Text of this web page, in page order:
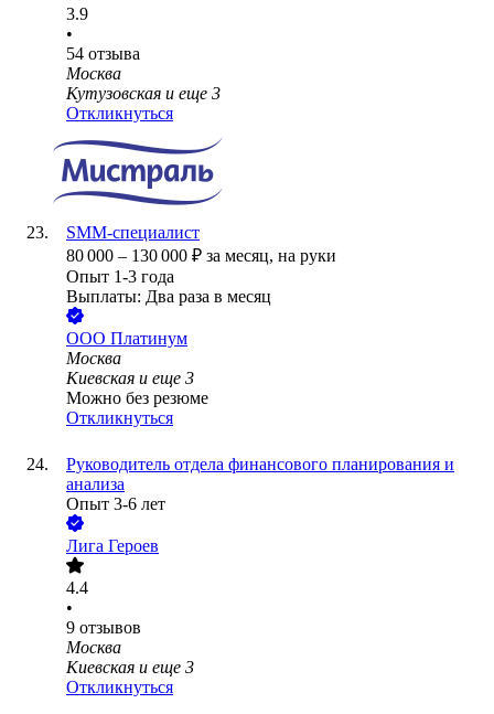
3.9
•
54 отзыва
Москва
Кутузовская и еще 3
Откликнуться
SMM-специалист
80 000 – 130 000 ₽ за месяц, на руки
Опыт 1-3 года
Выплаты: Два раза в месяц
ООО Платинум
Москва
Киевская и еще 3
Можно без резюме
Откликнуться
Руководитель отдела финансового планирования и
анализа
Опыт 3-6 лет
Лига Героев
4.4
•
9 отзывов
Москва
Киевская и еще 3
Откликнуться